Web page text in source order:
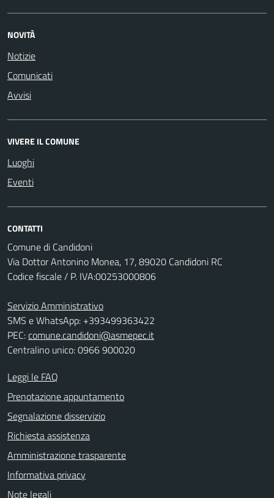
NOVITÀ
Notizie
Comunicati
Avvisi
VIVERE IL COMUNE
Luoghi
Eventi
CONTATTI
Comune di Candidoni
Via Dottor Antonino Monea, 17, 89020 Candidoni RC
Codice fiscale / P. IVA:00253000806
Servizio Amministrativo
SMS e WhatsApp: +393499363422
PEC:comune.candidoni@asmepec.it
Centralino unico: 0966 900020
Leggi le FAQ
Prenotazione appuntamento
Segnalazione disservizio
Richiesta assistenza
Amministrazione trasparente
Informativa privacy
Note legali